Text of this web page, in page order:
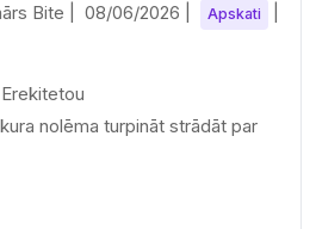
Bite | 08/06/2026 Apskati
Erekitetou
nolēma turpināt strādāt par